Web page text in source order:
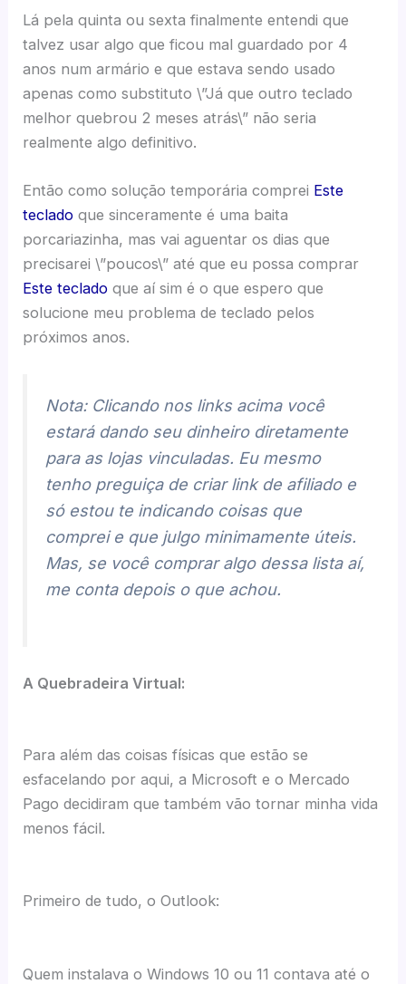
Lá pela quinta ou sexta finalmente entendi que
talvez usar algo que ficou mal guardado por 4
anos num armário e que estava sendo usado
apenas como substituto \”Já que outro teclado
melhor quebrou 2 meses atrás\” não seria
realmente algo definitivo.
Então como solução temporária comprei Este
teclado que sinceramente é uma baita
porcariazinha, mas vai aguentar os dias que
precisarei \”poucos\” até que eu possa comprar
Este teclado que aí sim é o que espero que
solucione meu problema de teclado pelos
próximos anos.
Nota: Clicando nos links acima você
estará dando seu dinheiro diretamente
para as lojas vinculadas. Eu mesmo
tenho preguiça de criar link de afiliado e
só estou te indicando coisas que
comprei e que julgo minimamente úteis.
Mas, se você comprar algo dessa lista aí,
me conta depois o que achou.
A Quebradeira Virtual:
Para além das coisas físicas que estão se
esfacelando por aqui, a Microsoft e o Mercado
Pago decidiram que também vão tornar minha vida
menos fácil.
Primeiro de tudo, o Outlook:
Quem instalava o Windows 10 ou 11 contava até o